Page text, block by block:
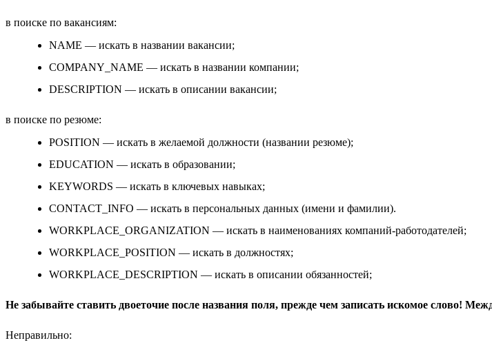
в поиске по вакансиям:
NAME — искать в названии вакансии;
COMPANY_NAME — искать в названии компании;
DESCRIPTION — искать в описании вакансии;
в поиске по резюме:
POSITION — искать в желаемой должности (названии резюме);
EDUCATION — искать в образовании;
KEYWORDS — искать в ключевых навыках;
CONTACT_INFO — искать в персональных данных (имени и фамилии).
WORKPLACE_ORGANIZATION — искать в наименованиях компаний-работодателей;
WORKPLACE_POSITION — искать в должностях;
WORKPLACE_DESCRIPTION — искать в описании обязанностей;
Не забывайте ставить двоеточие после названия поля, прежде чем записать искомое слово!
Неправильно: